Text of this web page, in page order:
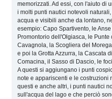
memorizzati. Ad essi, con l'aiuto di
i molti punti nautici notevoli
acqua e visibili anche da lontano,
esempio: Capo Spartivento, le
Promontorio dell'Olgiasca, le
Cavagnola, la Scogliera del
e poi la Grotta Azzurra, la Cascata
Comacina, il Sasso di Dascio, le
A questi si aggiungano i punti
note e appariscenti e le costruzioni
questi e anche altri, i punti nautici
sull'acqua del lago e che perciò